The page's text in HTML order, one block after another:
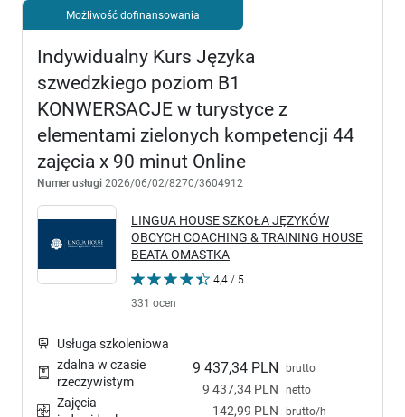
Możliwość dofinansowania
Indywidualny Kurs Języka
szwedzkiego poziom B1
KONWERSACJE w turystyce z
elementami zielonych kompetencji 44
zajęcia x 90 minut Online
Numer usługi 2026/06/02/8270/3604912
LINGUA HOUSE SZKOŁA JĘZYKÓW
OBCYCH COACHING & TRAINING HOUSE
BEATA OMASTKA
4,4 / 5
331 ocen
9 437,34 PLN brutto
9 437,34 PLN netto
142,99 PLN brutto/h
Usługa szkoleniowa
zdalna w czasie
rzeczywistym
Zajęcia